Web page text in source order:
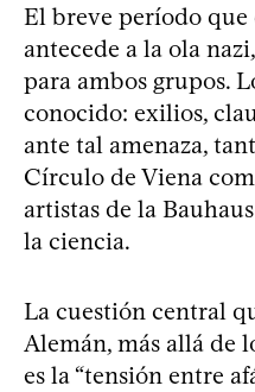
El breve período
antecede a la ola
para ambos grupos.
conocido: exilios,
ante tal amenaza,
Círculo de Viena
artistas de la
la ciencia.
La cuestión central
Alemán, más allá de
es la “tensión entre